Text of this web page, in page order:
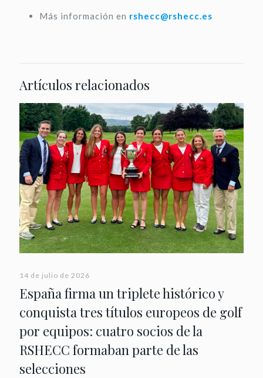
Más información en rshecc@rshecc.es
Artículos relacionados
14 de julio de 2026
España firma un triplete histórico y
conquista tres títulos europeos de golf
por equipos: cuatro socios de la
RSHECC formaban parte de las
selecciones